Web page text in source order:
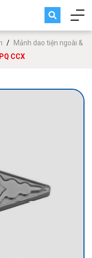
Mảnh dao tiện ngoài &
CCX